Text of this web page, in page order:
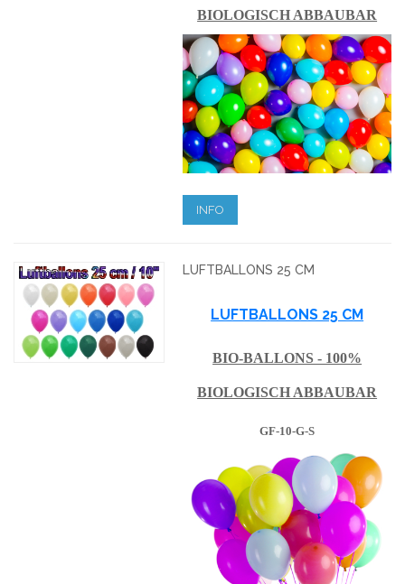
BIOLOGISCH ABBAUBAR
INFO
LUFTBALLONS 25 CM
LUFTBALLONS 25 CM
BIO-BALLONS - 100%
BIOLOGISCH ABBAUBAR
GF-10-G-S